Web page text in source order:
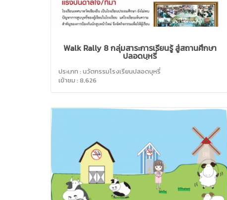
Walk Rally 8 กลุ่มสาระการเรียนรู้ สู่สถานศึกษา
ปลอดบุหรี่
ประเภท : นวัตกรรมโรงเรียนปลอดบุหรี่
เข้าชม : 8,626